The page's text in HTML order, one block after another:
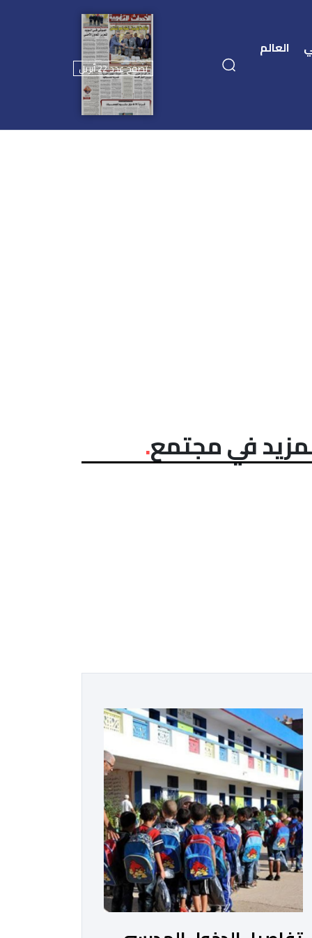
العالم
تصفح عدد 22 أبريل
في مجتمع